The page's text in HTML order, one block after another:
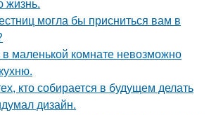
могла бы присниться вам в
в маленькой комнате невозможно
кто собирается в будущем делать
дизайн.